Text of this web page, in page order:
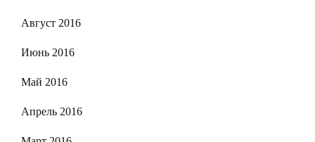
Август 2016
Июнь 2016
Май 2016
Апрель 2016